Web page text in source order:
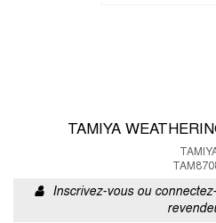
TAMIYA
Inscrivez-vous ou